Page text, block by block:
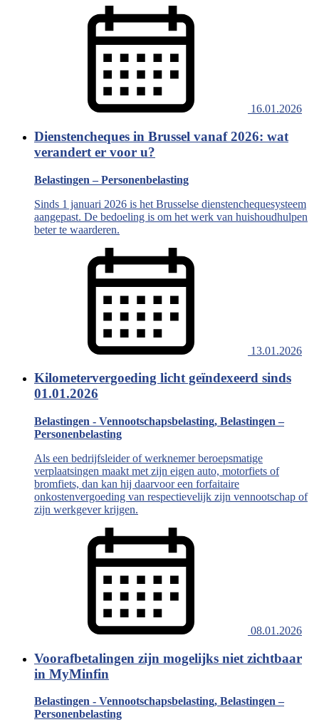
16.01.2026
Dienstencheques in Brussel vanaf 2026: wat
verandert er voor u?
Belastingen – Personenbelasting
Sinds 1 januari 2026 is het Brusselse dienstenchequesysteem
aangepast. De bedoeling is om het werk van huishoudhulpen
beter te waarderen.
13.01.2026
Kilometervergoeding licht geïndexeerd sinds
01.01.2026
Belastingen - Vennootschapsbelasting, Belastingen –
Personenbelasting
Als een bedrijfsleider of werknemer beroepsmatige
verplaatsingen maakt met zijn eigen auto, motorfiets of
bromfiets, dan kan hij daarvoor een forfaitaire
onkostenvergoeding van respectievelijk zijn vennootschap of
zijn werkgever krijgen.
08.01.2026
Voorafbetalingen zijn mogelijks niet zichtbaar
in MyMinfin
Belastingen - Vennootschapsbelasting, Belastingen –
Personenbelasting